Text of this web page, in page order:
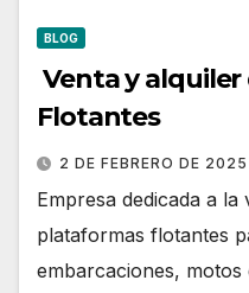
BLOG
Venta y
Flotantes
2 DE FEBRERO DE 2025
Empresa dedicada a
plataformas flotantes
embarcaciones, motos